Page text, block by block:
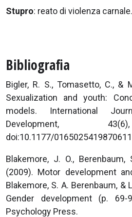
Stupro: reato di violenza carnale.
Bibliografia
Bigler, R. S., Tomasetto, C., &
Sexualization and youth:
models. International
Development,
doi:10.1177/0165025419870611
Blakemore, J. O.,
(2009). Motor development
Blakemore, S. A. Berenbaum, &
Gender development (p.
Psychology Press.